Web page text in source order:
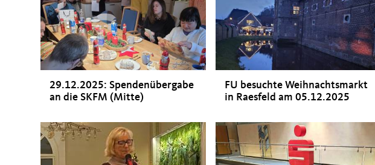
29.12.2025: Spendenübergabe
an die SKFM (Mitte)
FU besuchte Weihnachtsmarkt
in Raesfeld am 05.12.2025